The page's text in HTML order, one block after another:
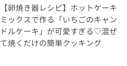
【卵焼き器レシピ】ホットケーキ
ミックスで作る「いちごのキャン
ドルケーキ」が可愛すぎる♡混ぜ
て焼くだけの簡単クッキング